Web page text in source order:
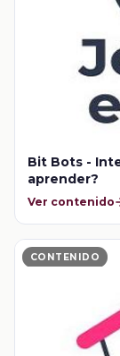
Bit Bots -
aprender?
Ver contenido
CONTENIDO